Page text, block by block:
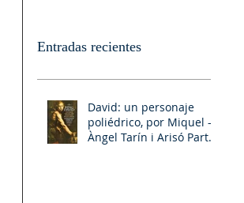
Entradas recientes
David: un personaje
poliédrico, por Miquel –
Àngel Tarín i Arisó Parte